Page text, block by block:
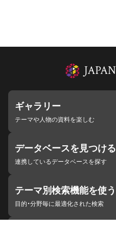
ギャラリー
テーマや人物の資料を楽しむ
データベースを見つける
連携しているデータベースを探す
テーマ別検索機能を使う
目的・分野毎に最適化された検索